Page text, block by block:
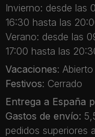
Invierno: desde las
16:30 hasta las
Verano: desde las
17:00 hasta las
Vacaciones:
Festivos: Cerrado
Entrega a España
Gastos de envío:
pedidos superiores